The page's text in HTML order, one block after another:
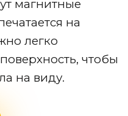
магнитные
на
легко
чтобы
на виду.